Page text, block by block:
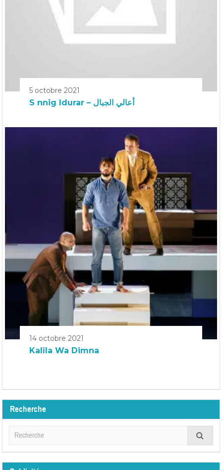
5 octobre 2021
S nnig Idurar – أعالي الجبال
14 octobre 2021
Kalîla Wa Dimna
Recherche